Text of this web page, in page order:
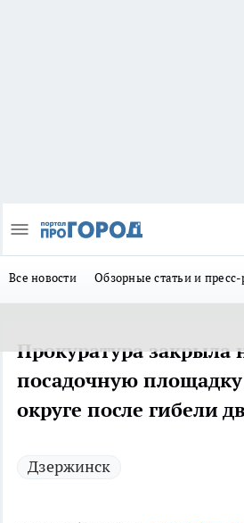
Все новости Обзорные статьи и
Прокуратура закрыла
посадочную
округе после гибели
Дзержинск